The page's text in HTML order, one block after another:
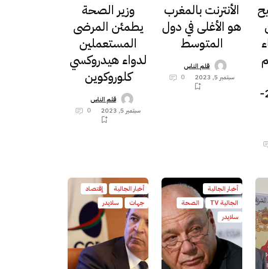
الجامعي2023-
الأنترنت بالمغرب
هو الأغلى في دول
المتوسط
قلم الناس
سبتمبر 5, 2023
0
وزير الصحة
يطمئن المرضى
المستعملين
لدواء هيدروكسي
كلوروكوين
قلم الناس
سبتمبر 5, 2023
0
أخبار الجالية
الجالية TV
الصحة
سلايدر
أخبار الجالية
إقتصاد
جهات
سلايدر